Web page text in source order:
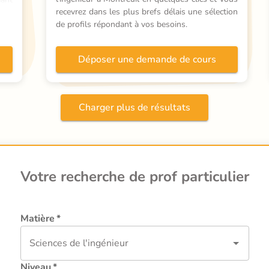
recevrez dans les plus brefs délais une sélection
de profils répondant à vos besoins.
Déposer une demande de cours
Charger plus de résultats
Votre recherche de prof particulier
Matière*